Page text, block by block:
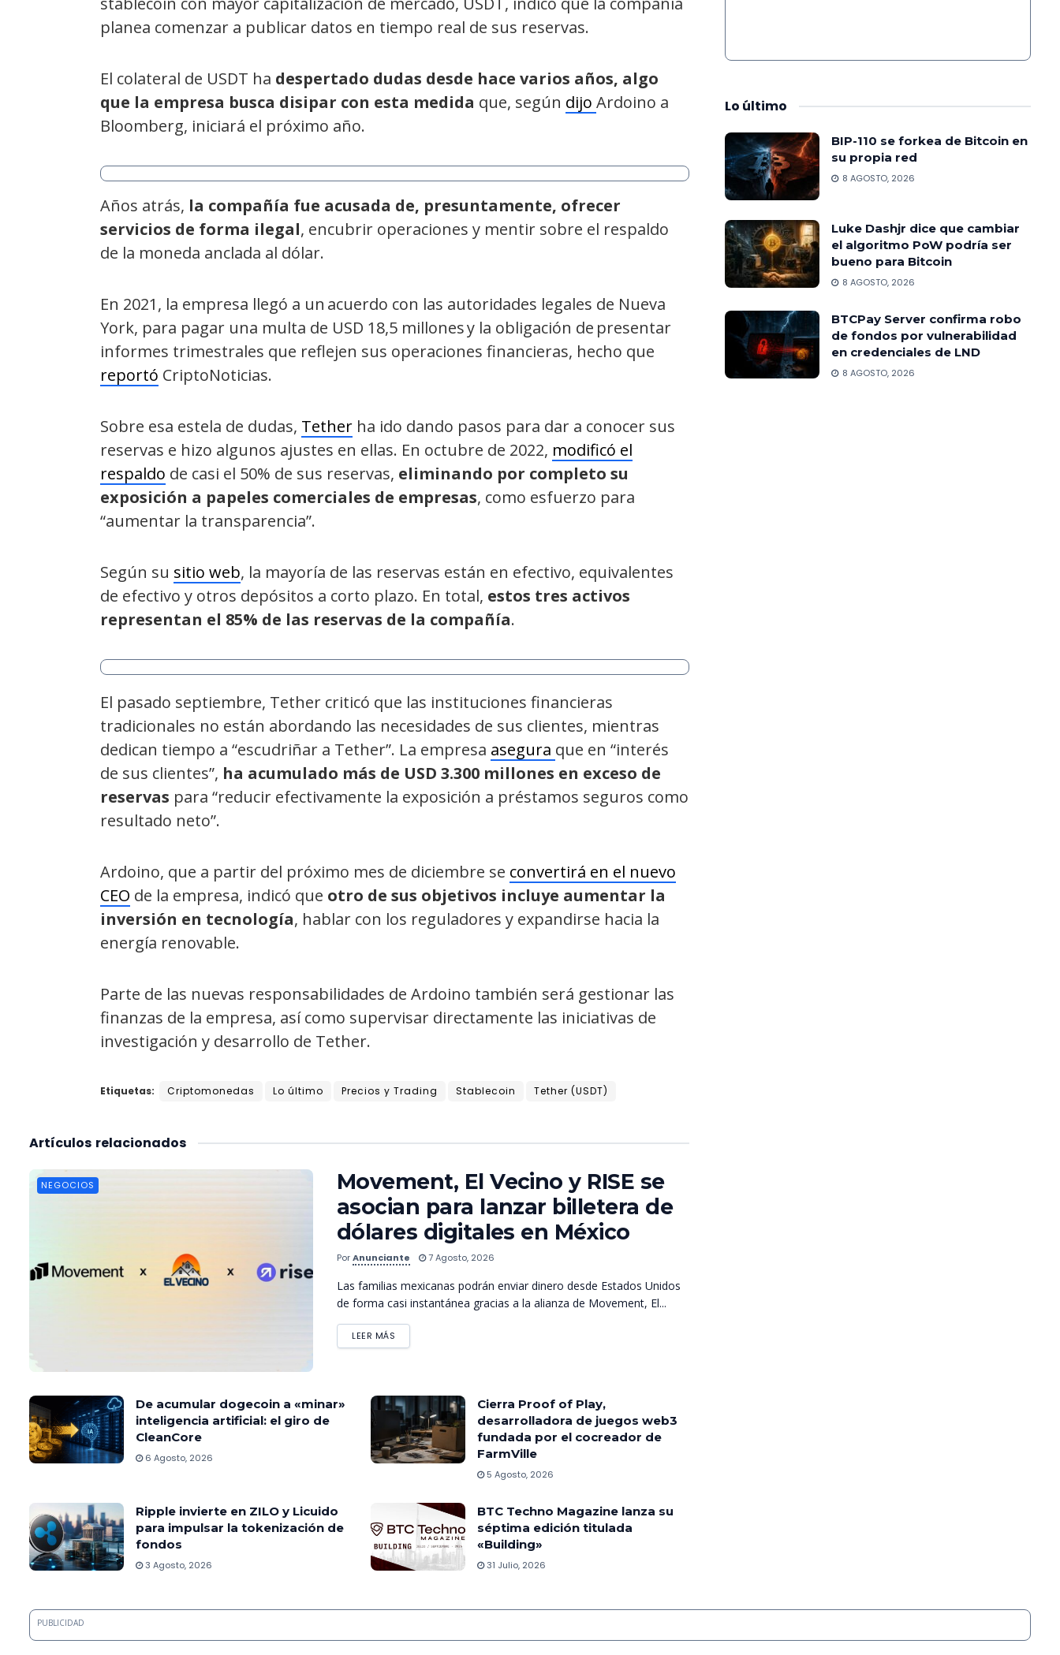
planea comenzar a publicar datos en tiempo real de sus reservas.
El colateral de USDT ha despertado dudas desde hace varios años, algo
que la empresa busca disipar con esta medida que, según dijo Ardoino a
Bloomberg, iniciará el próximo año.
Años atrás, la compañía fue acusada de, presuntamente, ofrecer
servicios de forma ilegal, encubrir operaciones y mentir sobre el respaldo
de la moneda anclada al dólar.
En 2021, la empresa llegó a un acuerdo con las autoridades legales de Nueva
York, para pagar una multa de USD 18,5 millones y la obligación de presentar
informes trimestrales que reflejen sus operaciones financieras, hecho que
reportó CriptoNoticias.
Sobre esa estela de dudas, Tether ha ido dando pasos para dar a conocer sus
reservas e hizo algunos ajustes en ellas. En octubre de 2022, modificó el
respaldo de casi el 50% de sus reservas, eliminando por completo su
exposición a papeles comerciales de empresas, como esfuerzo para
“aumentar la transparencia”.
Según su sitio web, la mayoría de las reservas están en efectivo, equivalentes
de efectivo y otros depósitos a corto plazo. En total, estos tres activos
representan el 85% de las reservas de la compañía.
El pasado septiembre, Tether criticó que las instituciones financieras
tradicionales no están abordando las necesidades de sus clientes, mientras
dedican tiempo a “escudriñar a Tether”. La empresa asegura que en “interés
de sus clientes”, ha acumulado más de USD 3.300 millones en exceso de
reservas para “reducir efectivamente la exposición a préstamos seguros como
resultado neto”.
Ardoino, que a partir del próximo mes de diciembre se convertirá en el nuevo
CEO de la empresa, indicó que otro de sus objetivos incluye aumentar la
inversión en tecnología, hablar con los reguladores y expandirse hacia la
energía renovable.
Parte de las nuevas responsabilidades de Ardoino también será gestionar las
finanzas de la empresa, así como supervisar directamente las iniciativas de
investigación y desarrollo de Tether.
Etiquetas: Criptomonedas Lo último Precios y Trading Stablecoin Tether (USDT)
relacionados
Artículos
NEGOCIOS
Movement, El Vecino y RISE se
asocian para lanzar billetera de
dólares digitales en México
PorAnunciante 7 Agosto, 2026
Las familias mexicanas podrán enviar dinero desde Estados Unidos
de forma casi instantánea gracias a la alianza de Movement, El...
LEER MÁS
De acumular dogecoin a «minar»
inteligencia artificial: el giro de
CleanCore
6 Agosto, 2026
Cierra Proof of Play,
desarrolladora de juegos web3
fundada por el cocreador de
FarmVille
5 Agosto, 2026
Ripple invierte en ZILO y Licuido
para impulsar la tokenización de
fondos
3 Agosto, 2026
BTC Techno Magazine lanza su
séptima edición titulada
«Building»
31 Julio, 2026
Lo último
BIP-110 se forkea de Bitcoin en
su propia red
8 AGOSTO, 2026
Luke Dashjr dice que cambiar
el algoritmo PoW podría ser
bueno para Bitcoin
8 AGOSTO, 2026
BTCPay Server confirma robo
de fondos por vulnerabilidad
en credenciales de LND
8 AGOSTO, 2026
PUBLICIDAD